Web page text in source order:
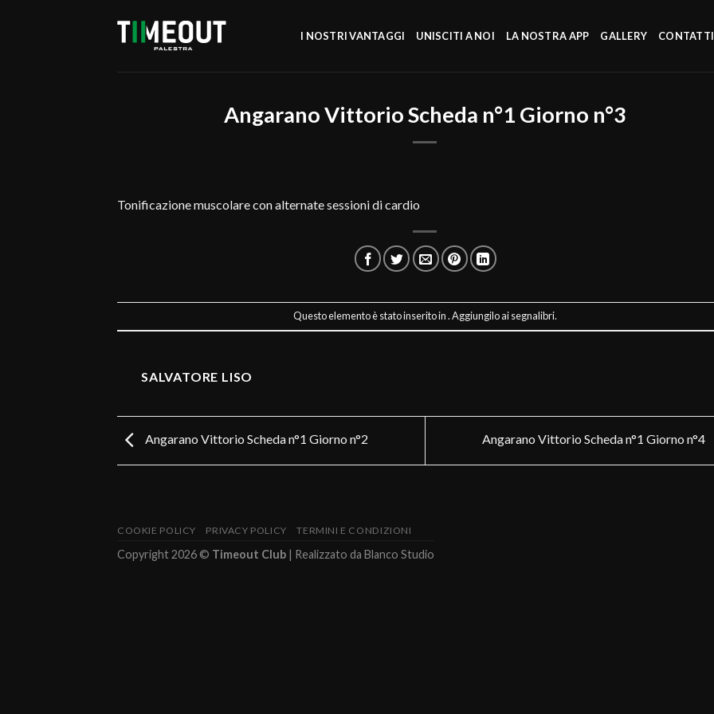
I NOSTRI VANTAGGI UNISCITI A NOI LA NOSTRA APP GALLERY CONTATTI
Angarano Vittorio Scheda n°1 Giorno n°3
Tonificazione muscolare con alternate sessioni di cardio
Questo elemento è stato inserito in . Aggiungilo aisegnalibri.
SALVATORE LISO
Angarano Vittorio Scheda n°1 Giorno n°2 Angarano Vittorio Scheda n°1 Giorno n°4
COOKIE POLICY PRIVACY POLICY TERMINI E CONDIZIONI
Copyright 2026 © Timeout Club | Realizzato da Blanco Studio